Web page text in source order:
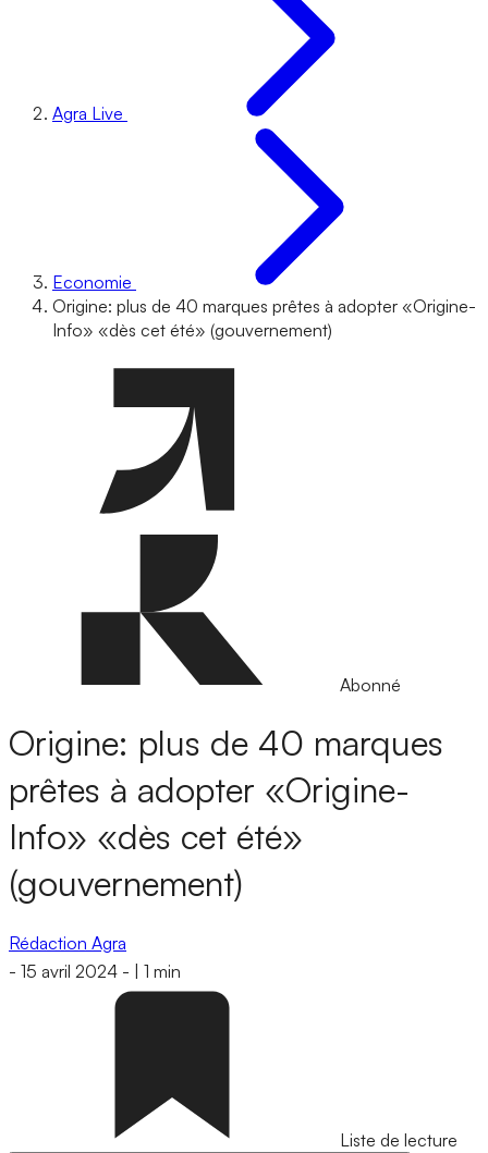
Agra Live
Economie
Origine: plus de 40 marques prêtes à adopter «Origine-
Info» «dès cet été» (gouvernement)
Abonné
Origine: plus de 40 marques
prêtes à adopter «Origine-
Info» «dès cet été»
(gouvernement)
Rédaction Agra
- 15 avril 2024 - 1 min
Liste de lecture